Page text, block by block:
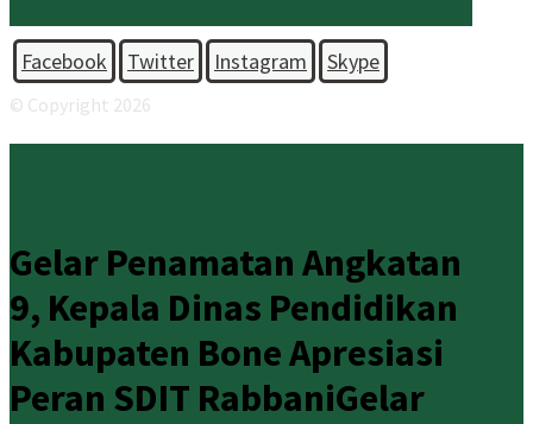
Facebook Twitter Instagram Skype
© Copyright 2026
Gelar Penamatan Angkatan
9, Kepala Dinas Pendidikan
Kabupaten Bone Apresiasi
Peran SDIT RabbaniGelar